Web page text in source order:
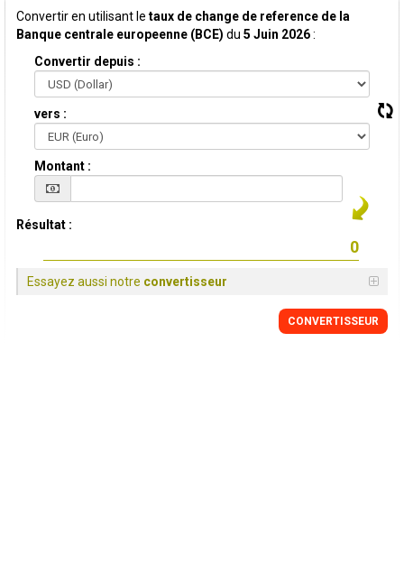
Convertir en utilisant le taux de change de reference de la
Banque centrale europeenne (BCE) du 5 Juin 2026:
Convertir depuis :
vers :
Montant :
Résultat :
Essayez aussi notre convertisseur
CONVERTISSEUR